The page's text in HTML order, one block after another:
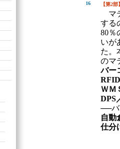
16 【第2部
マ
する
80％
いが
た。
のマ
バー
RFID
ＷＭ
DPS
──バ
自動
仕分